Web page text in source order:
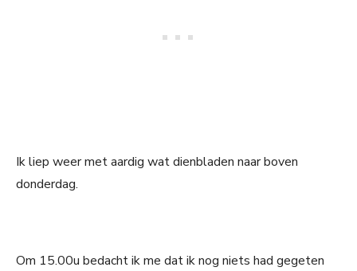
Ik liep weer met aardig wat dienbladen naar boven
donderdag.
Om 15.00u bedacht ik me dat ik nog niets had gegeten